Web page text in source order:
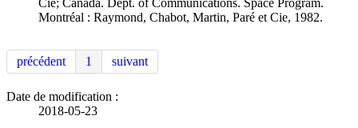
Montréal : Raymond, Chabot, Martin, Paré et Cie, 1982.
précédent 1 suivant
Date de modification :
2018-05-23